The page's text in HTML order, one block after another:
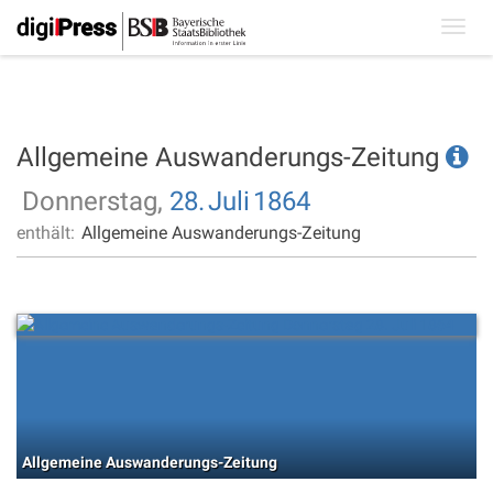
Allgemeine Auswanderungs-Zeitung
Donnerstag, 28.Juli 1864
enthält: Allgemeine Auswanderungs-Zeitung
Allgemeine Auswanderungs-Zeitung